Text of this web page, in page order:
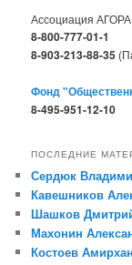
Ассоциация АГОРА
8-800-777-01-1
8-903-213-88-35
Фонд
8-495-951-12-10
ПОСЛЕДНИЕ
Сердюк
Кавешников
Шашков
Махонин
Костоев Амирхан